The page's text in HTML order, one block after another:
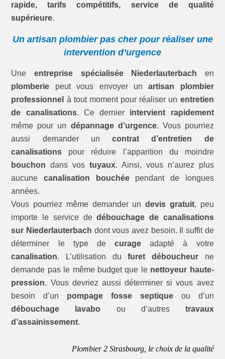
rapide, tarifs compétitifs, service de qualité
supérieure.
Un artisan plombier pas cher pour réaliser une
intervention d’urgence
Une entreprise spécialisée Niederlauterbach en
plomberie peut vous envoyer unartisan plombier
professionnel à tout moment pour réaliser un entretien
de canalisations. Ce dernier intervient rapidement
même pour un dépannage d’urgence. Vous pourriez
aussi demander uncontrat d’entretien de
canalisations pour réduire l’apparition du moindre
bouchon dans vostuyaux. Ainsi, vous n’aurez plus
aucunecanalisation bouchéependant de longues
années.
Vous pourriez même demander undevis gratuit, peu
importe le service dedébouchage de canalisations
sur Niederlauterbach dont vous avez besoin. Il suffit de
déterminer le type decurage adapté à votre
canalisation. L’utilisation dufuret déboucheurne
demande pas le même budget que le nettoyeur haute-
pression. Vous devriez aussi déterminer si vous avez
besoin d’un pompage fosse septiqueou d’un
débouchage lavabo ou d’autres travaux
d’assainissement.
Plombier 2 Strasbourg, le choix de la qualité